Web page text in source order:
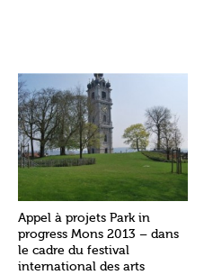
Appel à projets Park in
progress Mons 2013 – dans
le cadre du festival
international des arts